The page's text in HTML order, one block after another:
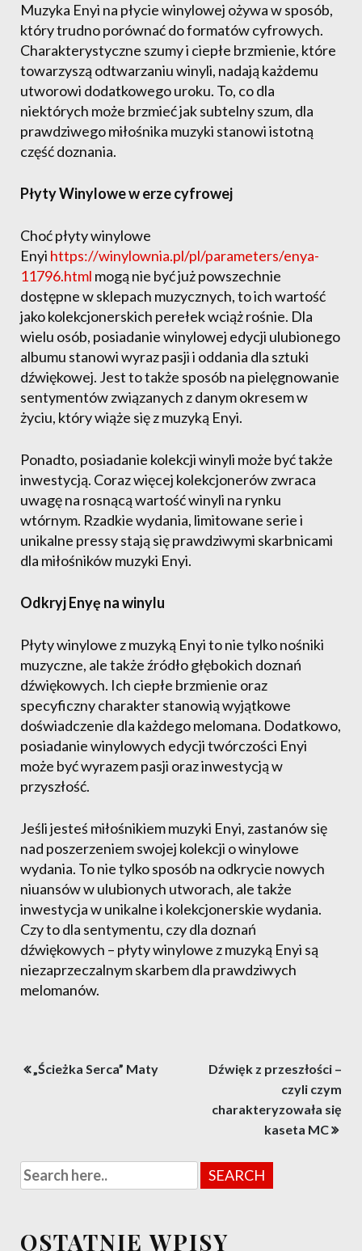
Muzyka Enyi na płycie winylowej ożywa w sposób,
który trudno porównać do formatów cyfrowych.
Charakterystyczne szumy i ciepłe brzmienie, które
towarzyszą odtwarzaniu winyli, nadają każdemu
utworowi dodatkowego uroku. To, co dla
niektórych może brzmieć jak subtelny szum, dla
prawdziwego miłośnika muzyki stanowi istotną
część doznania.
Płyty Winylowe w erze cyfrowej
Choć płyty winylowe
Enyi https://winylownia.pl/pl/parameters/enya-
11796.html mogą nie być już powszechnie
dostępne w sklepach muzycznych, to ich wartość
jako kolekcjonerskich perełek wciąż rośnie. Dla
wielu osób, posiadanie winylowej edycji ulubionego
albumu stanowi wyraz pasji i oddania dla sztuki
dźwiękowej. Jest to także sposób na pielęgnowanie
sentymentów związanych z danym okresem w
życiu, który wiąże się z muzyką Enyi.
Ponadto, posiadanie kolekcji winyli może być także
inwestycją. Coraz więcej kolekcjonerów zwraca
uwagę na rosnącą wartość winyli na rynku
wtórnym. Rzadkie wydania, limitowane serie i
unikalne pressy stają się prawdziwymi skarbnicami
dla miłośników muzyki Enyi.
Odkryj Enyę na winylu
Płyty winylowe z muzyką Enyi to nie tylko nośniki
muzyczne, ale także źródło głębokich doznań
dźwiękowych. Ich ciepłe brzmienie oraz
specyficzny charakter stanowią wyjątkowe
doświadczenie dla każdego melomana. Dodatkowo,
posiadanie winylowych edycji twórczości Enyi
może być wyrazem pasji oraz inwestycją w
przyszłość.
Jeśli jesteś miłośnikiem muzyki Enyi, zastanów się
nad poszerzeniem swojej kolekcji o winylowe
wydania. To nie tylko sposób na odkrycie nowych
niuansów w ulubionych utworach, ale także
inwestycja w unikalne i kolekcjonerskie wydania.
Czy to dla sentymentu, czy dla doznań
dźwiękowych – płyty winylowe z muzyką Enyi są
niezaprzeczalnym skarbem dla prawdziwych
melomanów.
Nawigacja
„Ścieżka Serca” Maty
Dźwięk z przeszłości –
czyli czym
charakteryzowała się
kaseta MC
OSTATNIE WPISY